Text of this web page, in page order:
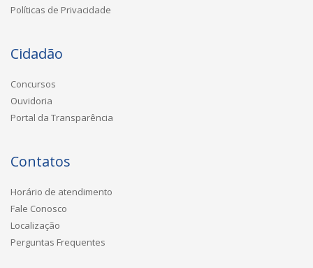
Políticas de Privacidade
Cidadão
Concursos
Ouvidoria
Portal da Transparência
Contatos
Horário de atendimento
Fale Conosco
Localização
Perguntas Frequentes